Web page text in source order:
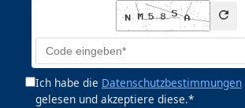
Ich habe die Datenschutzbestimmungen
gelesen und akzeptiere diese.*